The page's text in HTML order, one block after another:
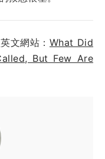
文網站： What Did
But Few Are